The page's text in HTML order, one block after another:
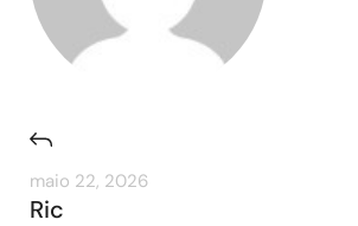
maio 22, 2026
Ric